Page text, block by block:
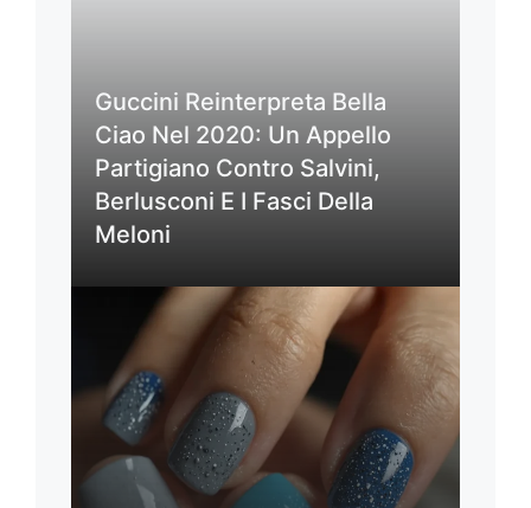
Guccini Reinterpreta Bella
Ciao Nel 2020: Un Appello
Partigiano Contro Salvini,
Berlusconi E I Fasci Della
Meloni